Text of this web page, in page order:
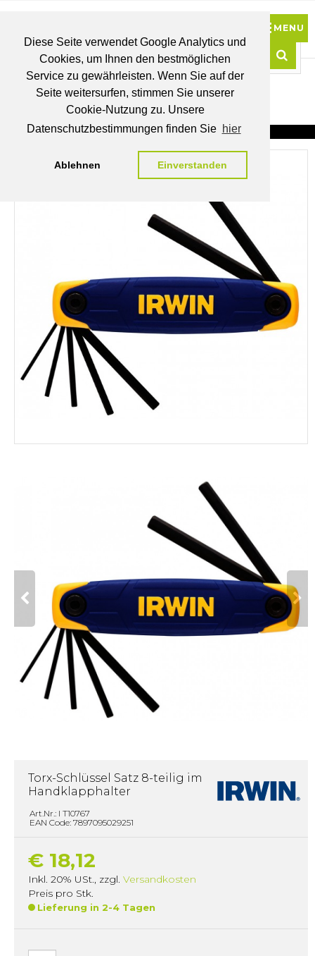
Diese Seite verwendet Google Analytics und
Cookies, um Ihnen den bestmöglichen
Service zu gewährleisten. Wenn Sie auf der
Seite weitersurfen, stimmen Sie unserer
Cookie-Nutzung zu. Unsere
Datenschutzbestimmungen finden Sie hier
Ablehnen Einverstanden
BRUTTO
PREISE
MEIN
WUNSCHLISTE
Torx-Schlüssel Satz 8-teilig im
Handklapphalter
Art.Nr.: I T10767
EAN Code: 7897095029251
€ 18,12
Inkl. 20% USt., zzgl. Versandkosten
Preis pro Stk.
Lieferung in 2-4 Tagen